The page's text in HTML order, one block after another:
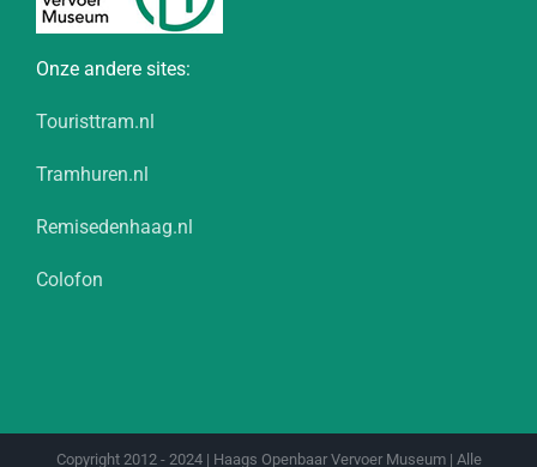
Onze andere sites:
Touristtram.nl
Tramhuren.nl
Remisedenhaag.nl
Colofon
Copyright 2012 - 2024 | Haags Openbaar Vervoer Museum | Alle